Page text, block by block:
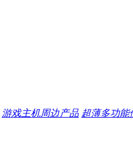
游戏主机周边产品 超薄多功能